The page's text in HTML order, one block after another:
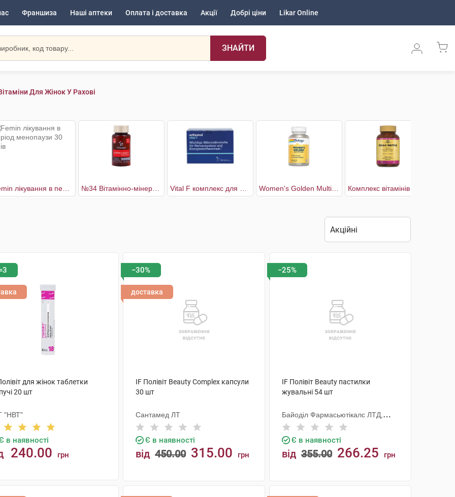
Франшиза Наші аптеки Оплата і доставка Акції Добрі ціни Likar Online
ЗНАЙТИ
Для Жінок У Рахові
для жінок таблетки
20 шт
"НВТ"
в наявності
240.00 грн
−30%
доставка
IF Полівіт Beauty Complex капсули
30 шт
Сантамед ЛТ
Є в наявності
від 450.00 315.00 грн
−25%
IF Полівіт Beauty пастилки
жувальні 54 шт
Байоділ Фармасьютікалс ЛТД,
Індія
Є в наявності
від 355.00 266.25 грн